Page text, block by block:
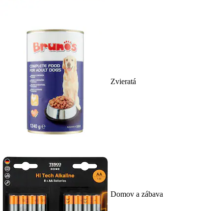
Zvieratá
Domov a zábava